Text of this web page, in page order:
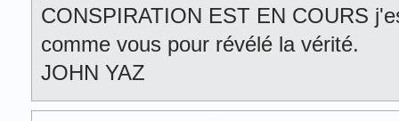
CONSPIRATION EST EN COURS
comme vous pour révélé la vérité.
JOHN YAZ